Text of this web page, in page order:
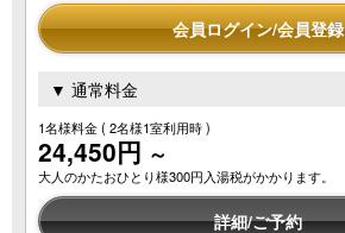
会員ログイン/会員登録
▼ 通常料金
1名様料金( 2名様1室利用時 )
24,450円 ～
大人のかたおひとり様300円入湯税がかかります。
詳細/ご予約